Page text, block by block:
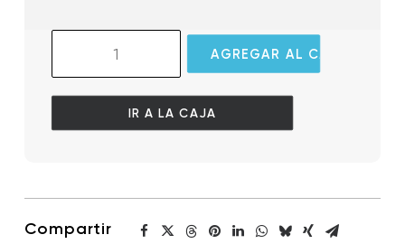
AGREGAR AL CARRITO
IR A LA CAJA
Compartir